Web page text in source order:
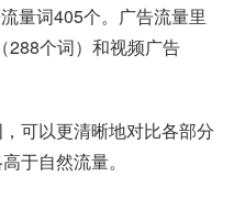
量词405个。广告流量里
288个词）和视频广告
可以更清晰地对比各部分
于自然流量。